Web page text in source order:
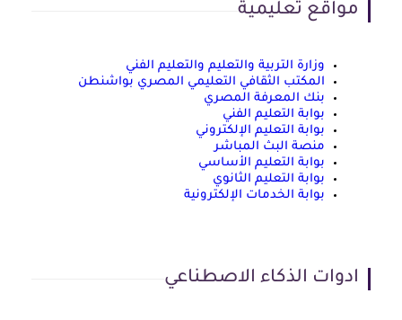
مواقع تعليمية
وزارة التربية والتعليم والتعليم الفني
المكتب الثقافي التعليمي المصري بواشنطن
بنك المعرفة المصري
بوابة التعليم الفني
بوابة التعليم الإلكتروني
منصة البث المباشر
بوابة التعليم الأساسي
بوابة التعليم الثانوي
بوابة الخدمات الإلكترونية
ادوات الذكاء الاصطناعي